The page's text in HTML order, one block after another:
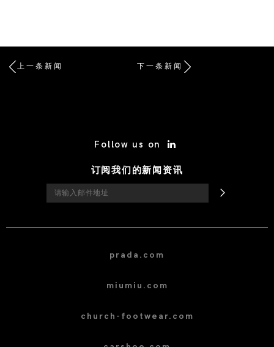
上一条新闻 下一条新闻
Follow us on
订阅我们的新闻资讯
prada.com
miumiu.com
church-footwear.com